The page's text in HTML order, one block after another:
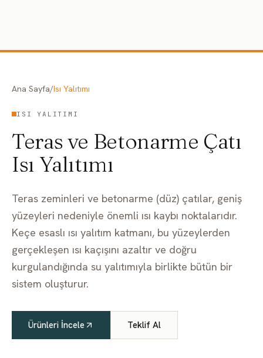
Ana Sayfa/Isı Yalıtımı
ISI YALITIMI
Teras ve Betonarme Çatı
Isı Yalıtımı
Teras zeminleri ve betonarme (düz) çatılar, geniş
yüzeyleri nedeniyle önemli ısı kaybı noktalarıdır.
Keçe esaslı ısı yalıtım katmanı, bu yüzeylerden
gerçekleşen ısı kaçışını azaltır ve doğru
kurgulandığında su yalıtımıyla birlikte bütün bir
sistem oluşturur.
Ürünleri İncele Teklif Al